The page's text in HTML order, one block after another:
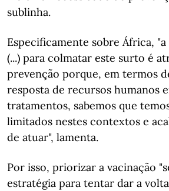
sublinha.
Especificamente sobre África,
(...) para colmatar este surto é
prevenção porque, em termos
resposta de recursos humanos
tratamentos, sabemos que
limitados nestes contextos e
de atuar", lamenta.
Por isso, priorizar a vacinação
estratégia para tentar dar a